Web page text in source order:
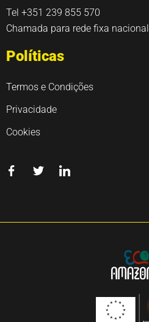
Tel +351 239 855 570
Chamada para rede fixa nacional
Políticas
Termos e Condições
Privacidade
Cookies